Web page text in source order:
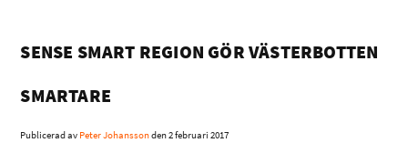
SENSE SMART REGION GÖR VÄSTERBOTTEN
SMARTARE
Publicerad av Peter Johanssonden2 februari 2017